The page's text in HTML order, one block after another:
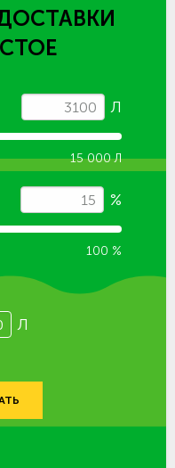
Л
15 000 Л
%
100 %
Л